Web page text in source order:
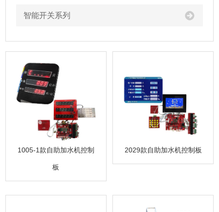
智能开关系列
1005-1款自助加水机控制
板
2029款自助加水机控制板